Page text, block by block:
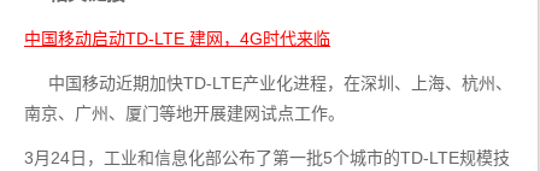
中国移动启动TD-LTE 建网，4G时代来临
中国移动近期加快TD-LTE产业化进程，在深圳、上海、杭州、
南京、广州、厦门等地开展建网试点工作。
3月24日，工业和信息化部公布了第一批5个城市的TD-LTE规模技